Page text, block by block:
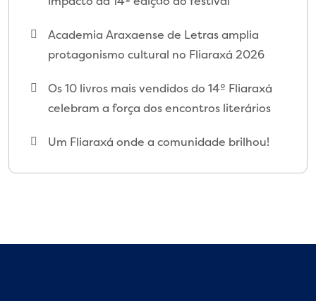
Academia Araxaense de Letras amplia
protagonismo cultural no Fliaraxá 2026
Os 10 livros mais vendidos do 14º Fliaraxá
celebram a força dos encontros literários
Um Fliaraxá onde a comunidade brilhou!